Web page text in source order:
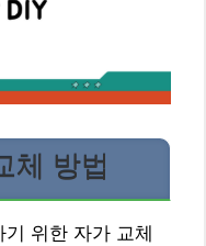
체 방법
위한 자가 교체